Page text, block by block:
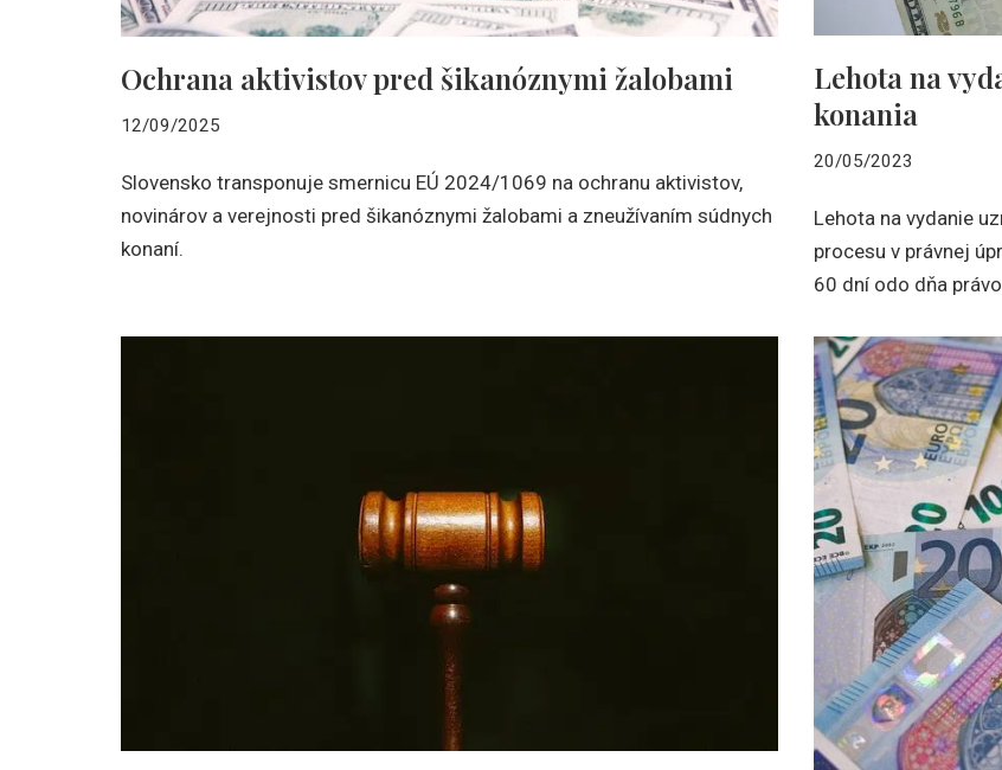
Ochrana aktivistov pred šikanóznymi žalobami
12/09/2025
Slovensko transponuje smernicu EÚ 2024/1069 na ochranu aktivistov,
novinárov a verejnosti pred šikanóznymi žalobami a zneužívaním súdnych
konaní.
Lehota na
konania
20/05/2023
Lehota na vydanie
procesu v právnej
60 dní odo dňa